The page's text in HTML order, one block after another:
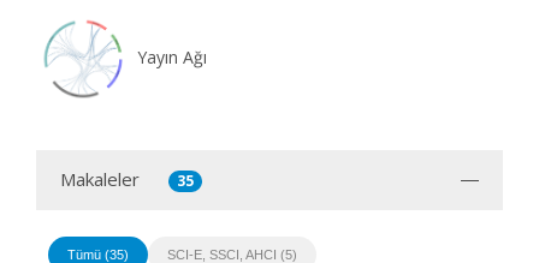
Yayın Ağı
Makaleler 35
Tümü (35) SCI-E, SSCI, AHCI (5)